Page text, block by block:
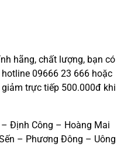
hãng, chất lượng, bạn có
09666 23 666 hoặc
trực tiếp 500.000đ khi
Định Công – Hoàng Mai
– Phương Đông – Uông